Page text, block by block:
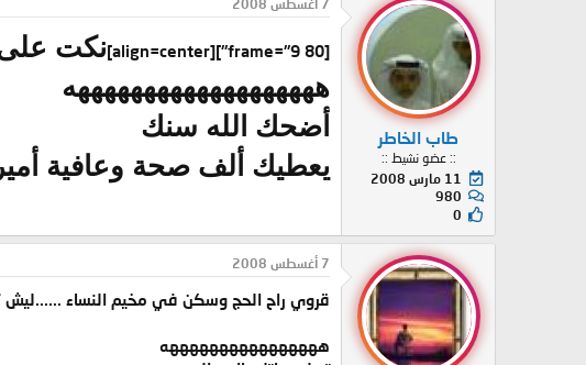
طاب الخاطر
:: عضو نشيط ::
11 مارس 2008
980
0
7 أغسطس 2008
[frame="9 80"]
[align=center]
نكت على
هههههههههههههههههههه
أضحك الله سنك
يعطيك ألف صحة وعافية
7 أغسطس 2008
قروي راح الحج وسكن في مخيم النساء ......ليش
ههههههههههههههههه